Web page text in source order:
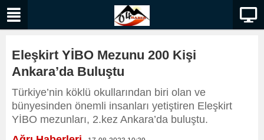
Eleşkirt YİBO Mezunu 200 Kişi
Ankara’da Buluştu
Türkiye’nin köklü okullarından biri olan ve
bünyesinden önemli insanları yetiştiren Eleşkirt
YİBO mezunları, 2.kez Ankara’da buluştu.